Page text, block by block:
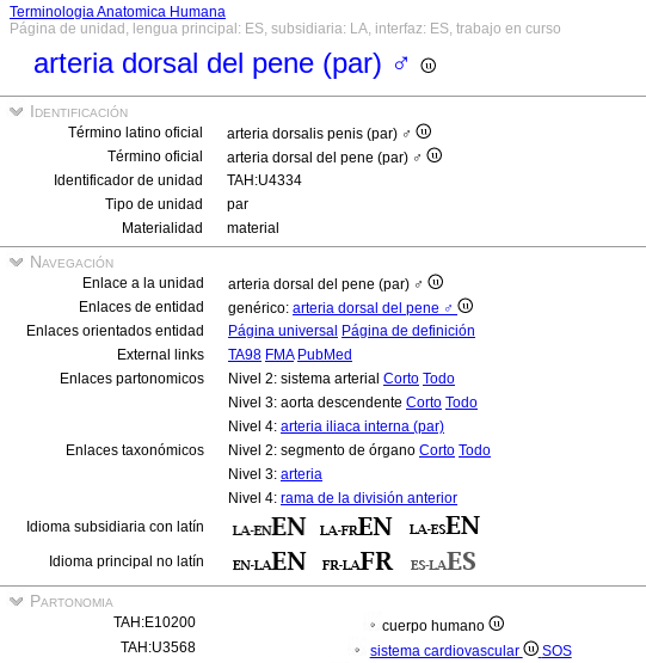
Terminologia Anatomica Humana
Página de unidad, lengua principal: ES, subsidiaria: LA, interfaz: ES, trabajo en curso
arteria dorsal del pene (par) ♂
Identificación
Término latino oficial
arteria dorsalis penis (par) ♂
Término oficial
arteria dorsal del pene (par) ♂
Identificador de unidad
TAH:U4334
Tipo de unidad
par
Materialidad
material
Navegación
Enlace a la unidad
arteria dorsal del pene (par) ♂
Enlaces de entidad
genérico: arteria dorsal del pene ♂
Enlaces orientados entidad
Página universal Página de definición
External links
TA98 FMA PubMed
Enlaces partonomicos
Nivel 2: sistema arterial Corto Todo
Nivel 3: aorta descendente Corto Todo
Nivel 4: arteria iliaca interna (par)
Enlaces taxonómicos
Nivel 2: segmento de órgano Corto Todo
Nivel 3: arteria
Nivel 4: rama de la división anterior
Idioma subsidiaria con latín
Idioma principal no latín
Partonomia
TAH:E10200
cuerpo humano
TAH:U3568
sistema cardiovascular
SOS